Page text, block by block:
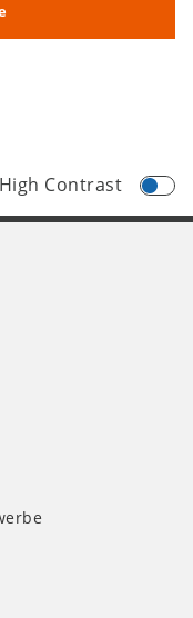
High Contrast